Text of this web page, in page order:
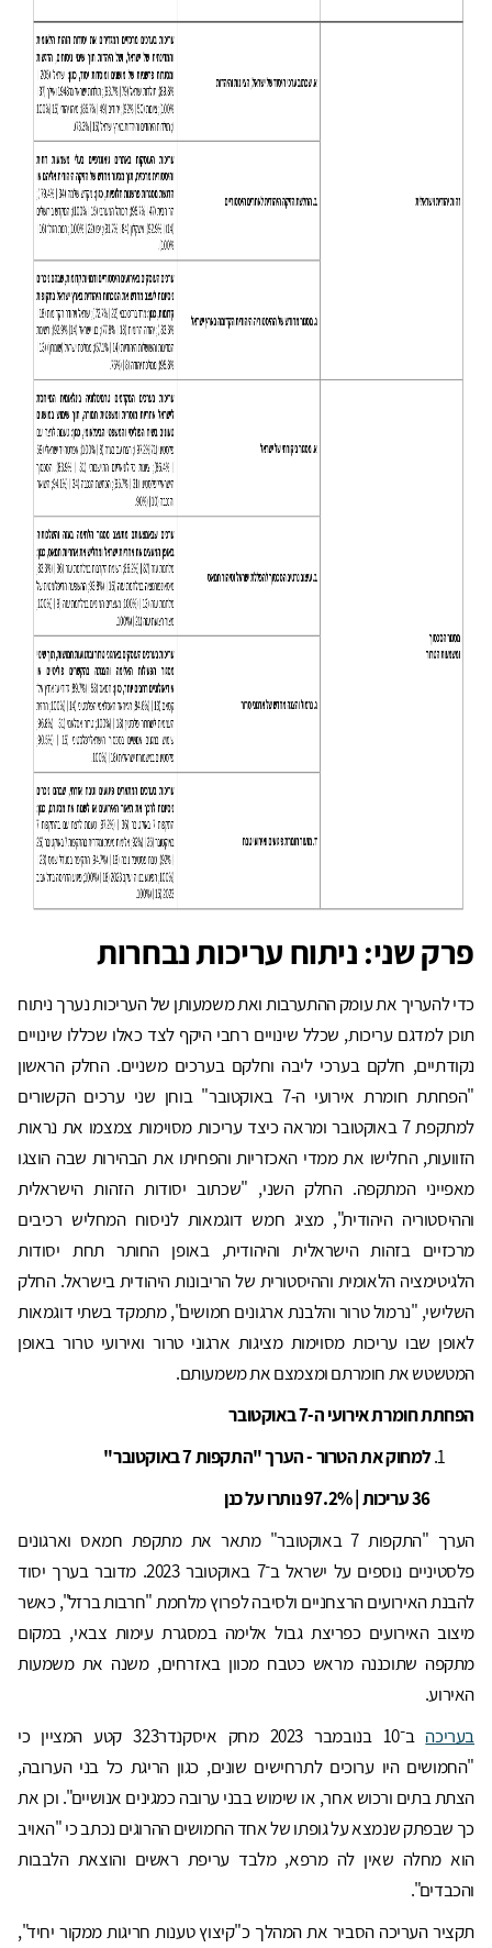
פרק שני: ניתוח עריכות נבחרות
כדי להעריך את עומק ההתערבות ואת משמעותן של העריכות נערך ניתוח
תוכן למדגם עריכות, שכלל שינויים רחבי היקף לצד כאלו שכללו שינויים
נקודתיים, חלקם בערכי ליבה וחלקם בערכים משניים. החלק הראשון
"הפחתת חומרת אירועי ה-7 באוקטובר" בוחן שני ערכים הקשורים
למתקפת 7 באוקטובר ומראה כיצד עריכות מסוימות צמצמו את נראות
הזוועות, החלישו את ממדי האכזריות והפחיתו את הבהירות שבה הוצגו
מאפייני המתקפה. החלק השני, "שכתוב יסודות הזהות הישראלית
וההיסטוריה היהודית", מציג חמש דוגמאות לניסוח המחליש רכיבים
מרכזיים בזהות הישראלית והיהודית, באופן החותר תחת יסודות
הלגיטימציה הלאומית וההיסטורית של הריבונות היהודית בישראל. החלק
השלישי, "נרמול טרור והלבנת ארגונים חמושים", מתמקד בשתי דוגמאות
לאופן שבו עריכות מסוימות מציגות ארגוני טרור ואירועי טרור באופן
המטשטש את חומרתם ומצמצם את משמעותם.
הפחתת חומרת אירועי ה-7 באוקטובר
למחוק את הטרור - הערך "התקפות 7 באוקטובר"
36 עריכות | 97.2% נותרו על כנן
הערך "התקפות 7 באוקטובר" מתאר את מתקפת חמאס וארגונים
פלסטיניים נוספים על ישראל ב־7 באוקטובר 2023. מדובר בערך יסוד
להבנת האירועים הרצחניים ולסיבה לפרוץ מלחמת "חרבות ברזל", כאשר
מיצוב האירועים כפריצת גבול אלימה במסגרת עימות צבאי, במקום
מתקפה שתוכננה מראש כטבח מכוון באזרחים, משנה את משמעות
האירוע.
בעריכה
ב־10 בנובמבר 2023 מחק איסקנדר323 קטע המציין כי
"החמושים היו ערוכים לתרחישים שונים, כגון הריגת כל בני הערובה,
הצתת בתים ורכוש אחר, או שימוש בבני ערובה כמגינים אנושיים". וכן את
כך שבפתק שנמצא על גופתו של אחד החמושים ההרוגים נכתב כי "האויב
הוא מחלה שאין לה מרפא, מלבד עריפת ראשים והוצאת הלבבות
והכבדים".
תקציר העריכה הסביר את המהלך כ"קיצוץ טענות חריגות ממקור יחיד",